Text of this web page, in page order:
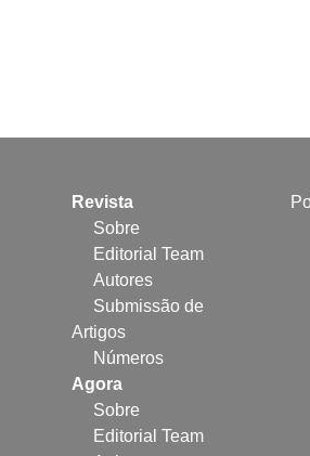
Revista
Sobre
Editorial Team
Autores
Submissão de
Artigos
Números
Agora
Sobre
Editorial Team